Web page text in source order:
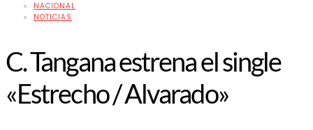
NACIONAL
NOTICIAS
C. Tangana estrena el single
«Estrecho / Alvarado»